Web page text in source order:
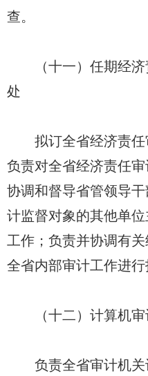
查。
（十一）任期经济
处
拟订全省经济责任
负责对全省经济责任
协调和督导省管领导
计监督对象的其他单
工作；负责并协调有
全省内部审计工作进行
（十二）计算机审
负责全省审计机关